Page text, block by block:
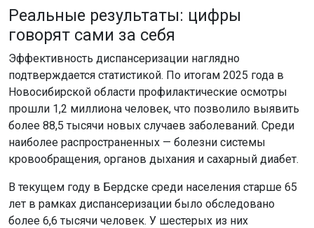
Реальные результаты: цифры
говорят сами за себя
Эффективность диспансеризации наглядно
подтверждается статистикой. По итогам 2025 года в
Новосибирской области профилактические осмотры
прошли 1,2 миллиона человек, что позволило выявить
более 88,5 тысячи новых случаев заболеваний. Среди
наиболее распространенных — болезни системы
кровообращения, органов дыхания и сахарный диабет.
В текущем году в Бердске среди населения старше 65
лет в рамках диспансеризации было обследовано
более 6,6 тысячи человек. У шестерых из них